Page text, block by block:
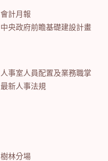
會計月報
中央政府前瞻基礎建設計畫特別預算會計月報
人事室人員配置及業務職掌
最新人事法規
樹林分場